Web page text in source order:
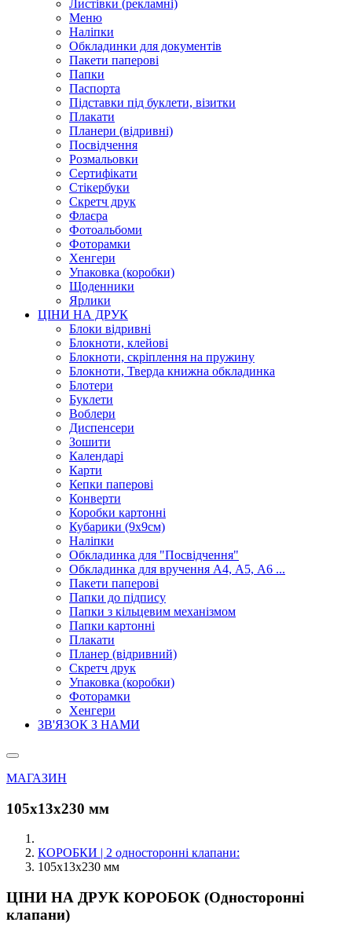
Листівки (рекламні)
Меню
Наліпки
Обкладинки для документів
Пакети паперові
Папки
Паспорта
Підставки під буклети, візитки
Плакати
Планери (відривні)
Посвідчення
Розмальовки
Сертифікати
Стікербуки
Скретч друк
Флаєра
Фотоальбоми
Фоторамки
Хенгери
Упаковка (коробки)
Щоденники
Ярлики
ЦІНИ НА ДРУК
Блоки відривні
Блокноти, клейові
Блокноти, скріплення на пружину
Блокноти, Тверда книжна обкладинка
Блотери
Буклети
Воблери
Диспенсери
Зошити
Календарі
Карти
Кепки паперові
Конверти
Коробки картонні
Кубарики (9х9см)
Наліпки
Обкладинка для "Посвідчення"
Обкладинка для вручення А4, А5, А6 ...
Пакети паперові
Папки до підпису
Папки з кільцевим механізмом
Папки картонні
Плакати
Планер (відривний)
Скретч друк
Упаковка (коробки)
Фоторамки
Хенгери
ЗВ'ЯЗОК З НАМИ
МАГАЗИН
105х13х230 мм
КОРОБКИ | 2 односторонні клапани:
105х13х230 мм
ЦІНИ НА ДРУК КОРОБОК (Односторонні
клапани)